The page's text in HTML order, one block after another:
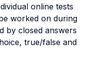
online tests
worked on during
by closed answers
true/false and